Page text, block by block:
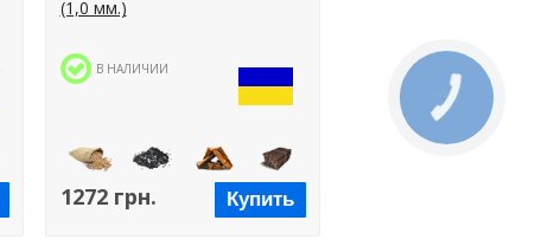
(1,0 мм.)
В НАЛИЧИИ
Пеллеты Уголь Дрова Брикеты
1272 грн. Купить